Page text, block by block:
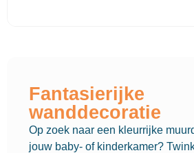
Fantasierijke
wanddecoratie
Op zoek naar een kleurrijke
jouw baby- of kinderkamer?